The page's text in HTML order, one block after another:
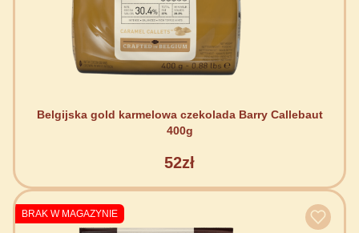
Belgijska gold karmelowa czekolada Barry Callebaut
400g
52zł
BRAK W MAGAZYNIE